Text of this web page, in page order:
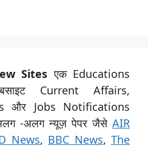
Sites एक Educations
Current Affairs,
और Jobs Notifications
-अलग न्यूज़ पेपर जैसे AIR
News, BBC News,The